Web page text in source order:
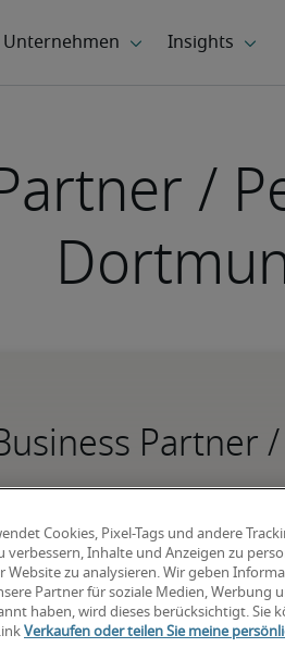
/
-
niedriger als der
Cookies, Pixel-Tags und andere
verbessern, Inhalte und Anzeigen zu
Website zu analysieren. Wir geben
Partner für soziale Medien, Werbung
haben, wird dieses berücksichtigt. Sie
Verkaufen oder teilen Sie meine